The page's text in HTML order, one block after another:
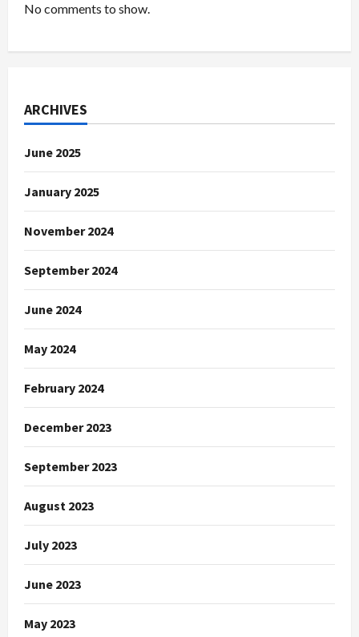
No comments to show.
ARCHIVES
June 2025
January 2025
November 2024
September 2024
June 2024
May 2024
February 2024
December 2023
September 2023
August 2023
July 2023
June 2023
May 2023